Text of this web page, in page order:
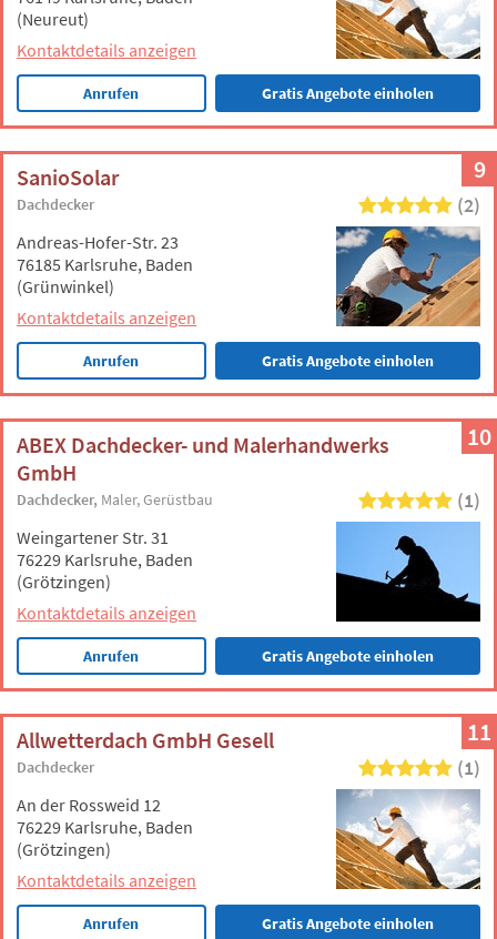
(Neureut)
Kontaktdetails anzeigen
Anrufen Gratis Angebote einholen
9
SanioSolar
Dachdecker (2)
Andreas-Hofer-Str. 23
76185 Karlsruhe, Baden
(Grünwinkel)
Kontaktdetails anzeigen
Anrufen Gratis Angebote einholen
10
ABEX Dachdecker- und Malerhandwerks
GmbH
Dachdecker Maler Gerüstbau (1)
Weingartener Str. 31
76229 Karlsruhe, Baden
(Grötzingen)
Kontaktdetails anzeigen
Anrufen Gratis Angebote einholen
11
Allwetterdach GmbH Gesell
Dachdecker (1)
An der Rossweid 12
76229 Karlsruhe, Baden
(Grötzingen)
Kontaktdetails anzeigen
Anrufen Gratis Angebote einholen